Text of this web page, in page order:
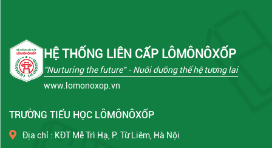
HỆ THỐNG LIÊN CẤP LÔMÔNÔXỐP
"Nurturing the future"- Nuôi dưỡng thế hệ tương lai
www.lomonoxop.vn
TRƯỜNG TIỂU HỌC LÔMÔNÔXỐP
Địa chỉ : KĐT Mễ Trì Hạ, P. Từ Liêm, Hà Nội